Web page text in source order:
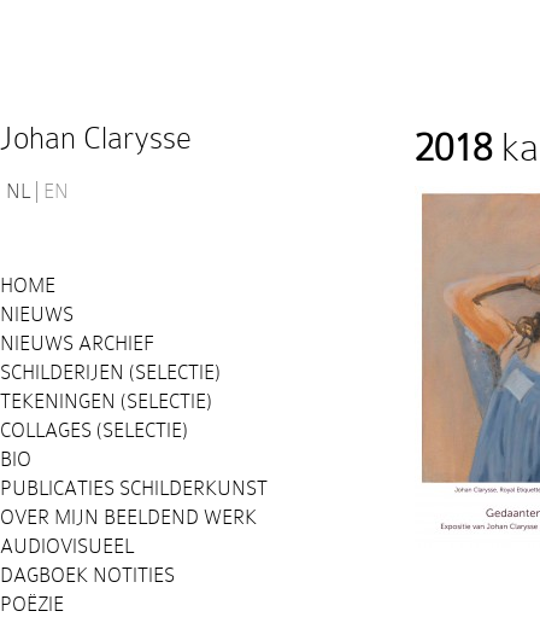
Johan Clarysse
NL EN
HOME
NIEUWS
NIEUWS ARCHIEF
SCHILDERIJEN (SELECTIE)
TEKENINGEN (SELECTIE)
COLLAGES (SELECTIE)
BIO
PUBLICATIES SCHILDERKUNST
OVER MIJN BEELDEND WERK
AUDIOVISUEEL
DAGBOEK NOTITIES
POËZIE
2018